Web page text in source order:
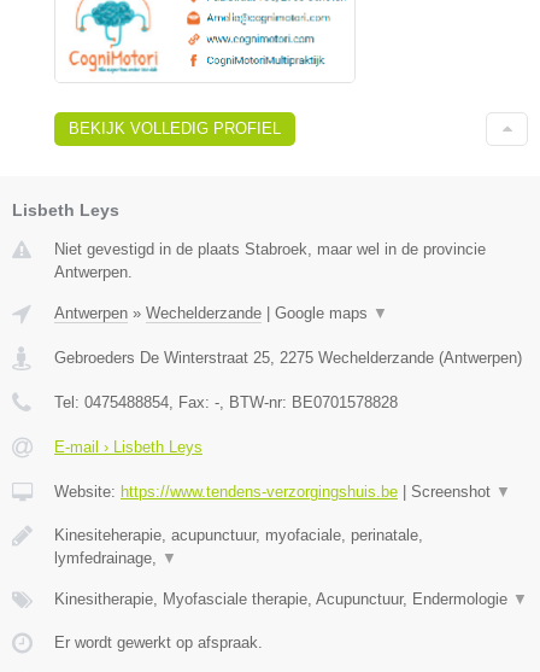
BEKIJK VOLLEDIG PROFIEL
Lisbeth Leys
Niet gevestigd in de plaats Stabroek, maar wel in de provincie
Antwerpen.
Antwerpen » Wechelderzande Google maps ▼
Gebroeders De Winterstraat 25 2275 Wechelderzande (Antwerpen)
Tel: 0475488854 , Fax: - , BTW-nr: BE0701578828
E-mail › Lisbeth Leys
Website: https://www.tendens-verzorgingshuis.be Screenshot ▼
Kinesiteherapie, acupunctuur, myofaciale, perinatale,
lymfedrainage,
▼
Kinesitherapie, Myofasciale therapie, Acupunctuur, Endermologie ▼
Er wordt gewerkt op afspraak.